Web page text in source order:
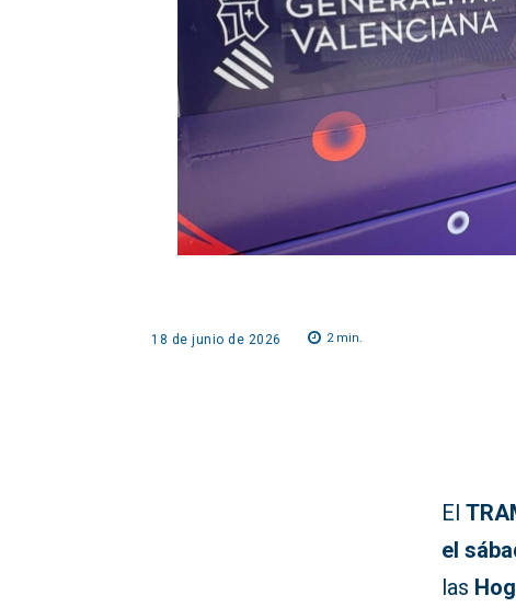
18 de junio de 2026 2min.
El
el
las